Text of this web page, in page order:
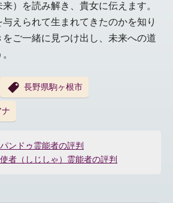
）を読み解き、貴女に伝えます。
えられて生まれてきたのかを知り
ご一緒に見つけ出し、未来への道
長野県駒ヶ根市
ンドゥ霊能者の評判
者（しじしゃ）霊能者の評判